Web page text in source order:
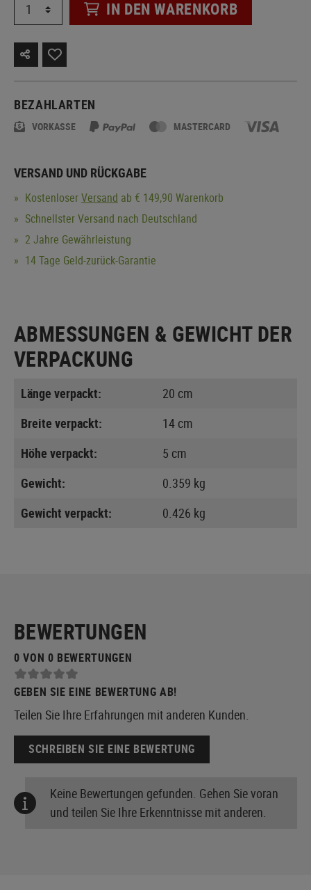
IN DEN WARENKORB
BEZAHLARTEN
VORKASSE MASTERCARD
VERSAND UND RÜCKGABE
KostenloserVersand ab € 149,90 Warenkorb
Schnellster Versand nach Deutschland
2 Jahre Gewährleistung
14 Tage Geld-zurück-Garantie
ABMESSUNGEN & GEWICHT DER
VERPACKUNG
Länge verpackt:
20 cm
Breite verpackt:
14 cm
Höhe verpackt:
5 cm
Gewicht:
0.359 kg
Gewicht verpackt:
0.426 kg
BEWERTUNGEN
0 VON 0 BEWERTUNGEN
GEBEN SIE EINE BEWERTUNG AB!
Teilen Sie Ihre Erfahrungen mit anderen Kunden.
SCHREIBEN SIE EINE BEWERTUNG
Keine Bewertungen gefunden. Gehen Sie voran
und teilen Sie Ihre Erkenntnisse mit anderen.